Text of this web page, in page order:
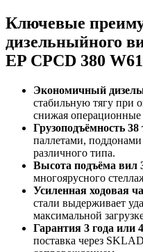
Ключевые
дизельныйного
EP CPCD 380 W61
Экономичный
стабильную тягу при
снижая операционные
Грузоподъёмность 38
паллетами,
различного типа.
Высота подъёма вил
многоярусного
Усиленная ходовая
стали выдерживает
максимальной
Гарантия 3 года или
поставка через